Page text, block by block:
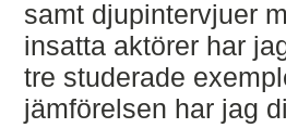
samt djupintervjuer
insatta aktörer har
tre studerade
jämförelsen har jag